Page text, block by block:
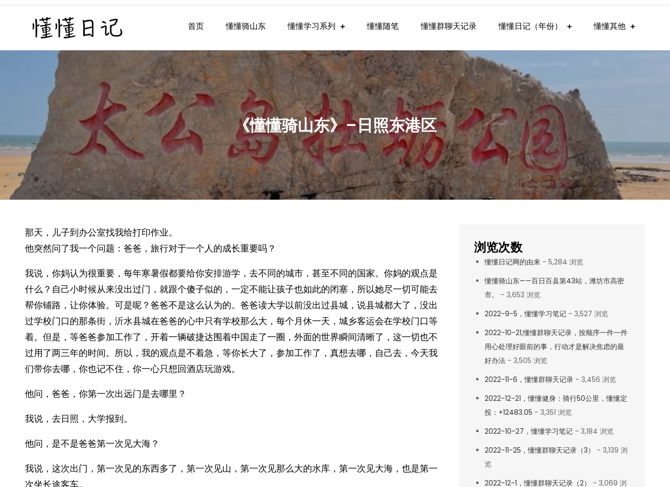
Skip
懂懂日记
懂懂日记网每天同步更新懂懂学习群内容
首页 懂懂骑山东 懂懂学习系列 懂懂随笔 懂懂群聊天记录 懂懂日记（年份） 懂懂其他
《懂懂骑山东》–日照东港区
那天，儿子到办公室找我给打印作业。
他突然问了我一个问题：爸爸，旅行对于一个人的成长重要吗？
我说，你妈认为很重要，每年寒暑假都要给你安排游学，去不同的城市，甚至不同的国家。你妈的观点是
什么？自己小时候从来没出过门，就跟个傻子似的，一定不能让孩子也如此的闭塞，所以她尽一切可能去
帮你铺路，让你体验。可是呢？爸爸不是这么认为的。爸爸读大学以前没出过县城，说县城都大了，没出
过学校门口的那条街，沂水县城在爸爸的心中只有学校那么大，每个月休一天，城乡客运会在学校门口等
着。但是，等爸爸参加工作了，开着一辆破捷达围着中国走了一圈，外面的世界瞬间清晰了，这一切也不
过用了两三年的时间。所以，我的观点是不着急，等你长大了，参加工作了，真想去哪，自己去，今天我
们带你去哪，你也记不住，你一心只想回酒店玩游戏。
他问，爸爸，你第一次出远门是去哪里？
我说，去日照，大学报到。
他问，是不是爸爸第一次见大海？
我说，这次出门，第一次见的东西多了，第一次见山，第一次见那么大的水库，第一次见大海，也是第一
次坐长途客车。
浏览次数
懂懂日记网的由来- 5,284 浏览
懂懂骑山东——百日百县第43站，潍坊市高密
市。
- 3,653 浏览
2022-9-5，懂懂学习笔记- 3,527 浏览
2022-10-21,懂懂群聊天记录，按顺序一件一件
用心处理好眼前的事，行动才是解决焦虑的最
好办法- 3,505 浏览
2022-11-6，懂懂群聊天记录- 3,456 浏览
2022-12-21，懂懂健身：骑行50公里，懂懂定
投：+12483.05 - 3,351 浏览
2022-10-27，懂懂学习笔记- 3,184 浏览
2022-11-25，懂懂群聊天记录（3）
- 3,139 浏
览
2022-12-1，懂懂群聊天记录（2）
- 3,069 浏